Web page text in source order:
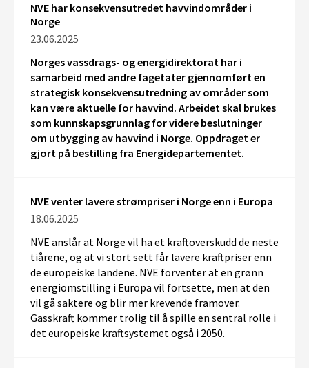
NVE har konsekvensutredet havvindområder i
Norge
23.06.2025
Norges vassdrags- og energidirektorat har i
samarbeid med andre fagetater gjennomført en
strategisk konsekvensutredning av områder som
kan være aktuelle for havvind. Arbeidet skal brukes
som kunnskapsgrunnlag for videre beslutninger
om utbygging av havvind i Norge. Oppdraget er
gjort på bestilling fra Energidepartementet.
NVE venter lavere strømpriser i Norge enn i Europa
18.06.2025
NVE anslårat Norge vil ha et kraftoverskudd de neste
tiårene, og at vistort sett får lavere kraftpriser enn
de europeiske landene. NVE forventer aten grønn
energiomstilling i Europa vil fortsette, men at den
vil gå saktere og blir mer krevende framover.
Gasskraft kommer trolig til å spille en sentral rolle i
det europeiske kraftsystemetogså i 2050.